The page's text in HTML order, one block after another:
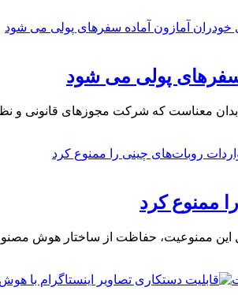
سفرهای پولی می شود
معناست که شرکت مجوزهای قانونی و
ممنوع کرد
این ممنوعیت، حفاظت از ساختار هوش